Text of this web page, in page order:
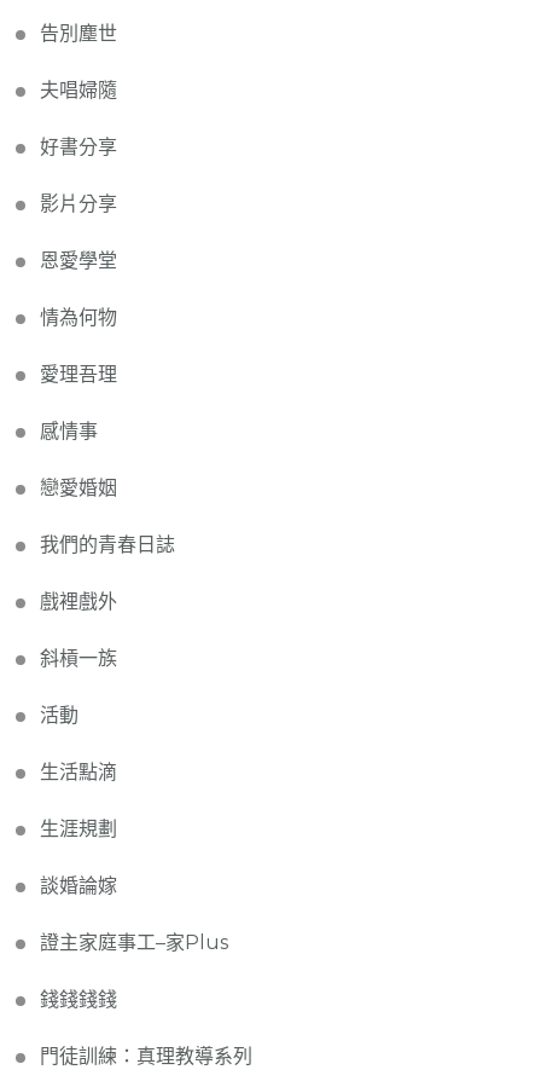
告別塵世
夫唱婦隨
好書分享
影片分享
恩愛學堂
情為何物
愛理吾理
感情事
戀愛婚姻
我們的青春日誌
戲裡戲外
斜槓一族
活動
生活點滴
生涯規劃
談婚論嫁
證主家庭事工–家Plus
錢錢錢錢
門徒訓練：真理教導系列